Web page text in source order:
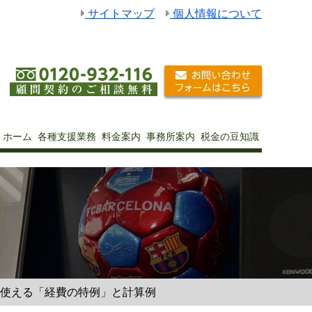
サイトマップ 個人情報について
ホーム 各種支援業務 料金案内 事務所案内 税金の豆知識
える「経費の特例」と計算例